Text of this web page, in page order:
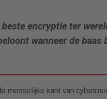
beste encryptie ter
wanneer de baas
menselijke kant van